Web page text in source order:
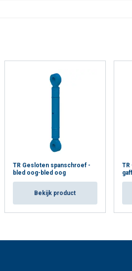
TR Gesloten spanschroef -
bled oog-bled oog
Bekijk product
TR